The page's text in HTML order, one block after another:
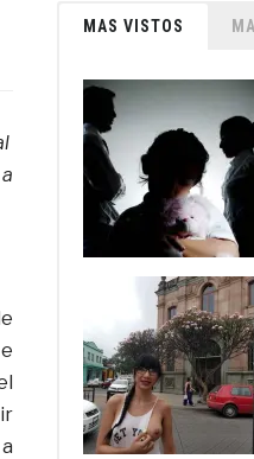
MAS VISTOS